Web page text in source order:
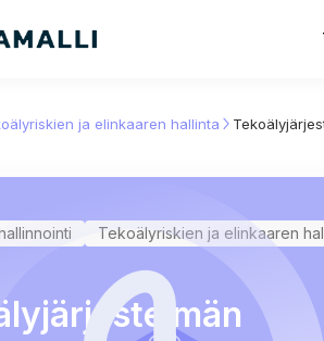
ja elinkaaren hallinta
Tekoälyriskien ja elinkaaren